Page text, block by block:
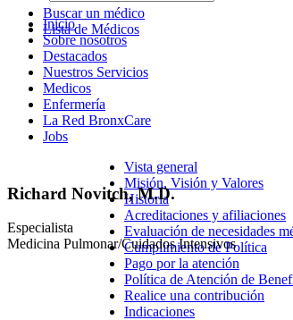
Inicio
Sobre nosotros
Destacados
Nuestros Servicios
Medicos
Enfermería
La Red BronxCare
Jobs
Vista general
Misión, Visión y Valores
Historia
Acreditaciones y afiliaciones
Evaluación de necesidades
Cumplimiento de Política
Pago por la atención
Política de Atención de
Realice una contribución
Indicaciones
Buscar un médico
Lista de Médicos
Richard Novitch, M.D.
Especialista
Medicina Pulmonar/Cuidados Intensivos